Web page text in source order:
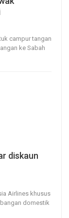
campur tangan
ke Sabah
diskaun
Airlines khusus
domestik